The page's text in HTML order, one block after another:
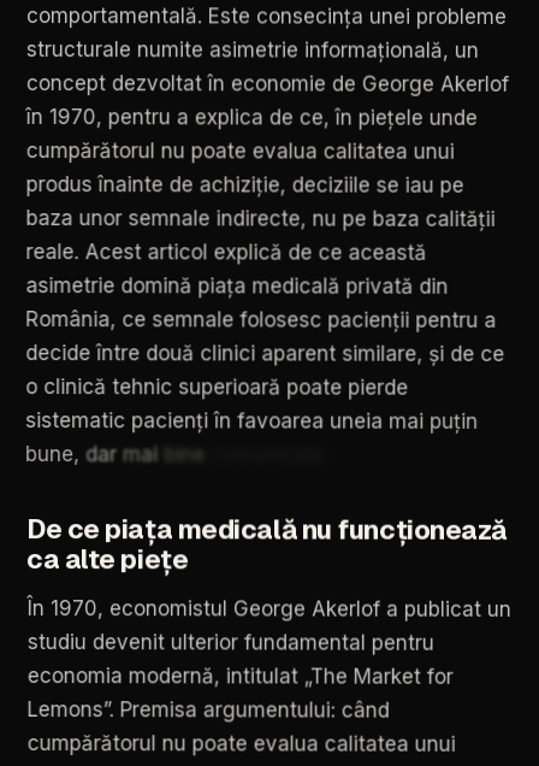
comportamentală. Este consecința unei probleme
structurale numite asimetrie informațională, un
concept dezvoltat în economie de George Akerlof
în 1970, pentru a explica de ce, în piețele unde
cumpărătorul nu poate evalua calitatea unui
produs înainte de achiziție, deciziile se iau pe
baza unor semnale indirecte, nu pe baza calității
reale. Acest articol explică de ce această
asimetrie domină piața medicală privată din
România, ce semnale folosesc pacienții pentru a
decide între două clinici aparent similare, și de ce
o clinică tehnic superioară poate pierde
sistematic pacienți în favoarea uneia mai puțin
bune, dar mai bine
De ce piața medicalănu funcționează
ca alte piețe
În 1970, economistul George Akerlof a publicat un
studiu devenit ulterior fundamental pentru
economia modernă, intitulat „The Market for
Lemons”. Premisa argumentului: când
cumpărătorul nu poate evalua calitatea unui